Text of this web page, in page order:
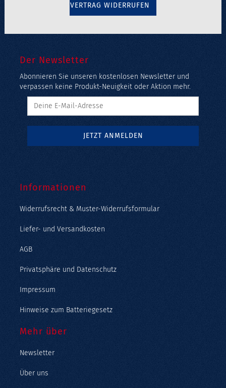
VERTRAG WIDERRUFEN
Der Newsletter
Abonnieren Sie unseren kostenlosen Newsletter und
verpassen keine Produkt-Neuigkeit oder Aktion mehr.
Informationen
Widerrufsrecht & Muster-Widerrufsformular
Liefer- und Versandkosten
AGB
Privatsphäre und Datenschutz
Impressum
Hinweise zum Batteriegesetz
Mehr über
Newsletter
Über uns